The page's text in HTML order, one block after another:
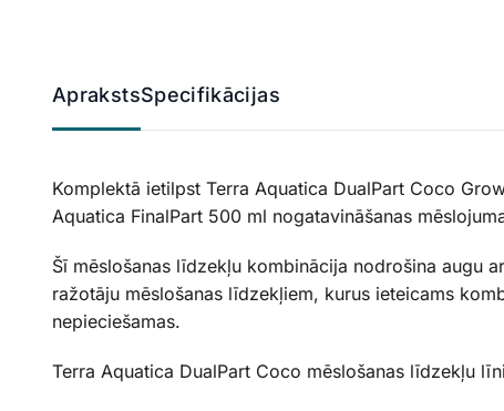
AprakstsSpecifikācijas
Komplektā ietilpst Terra Aquatica DualPart Coco
Aquatica FinalPart 500 ml nogatavināšanas
Šī mēslošanas līdzekļu kombinācija nodrošina augu
ražotāju mēslošanas līdzekļiem, kurus ieteicams
nepieciešamas.
Terra Aquatica DualPart Coco mēslošanas līdzekļu